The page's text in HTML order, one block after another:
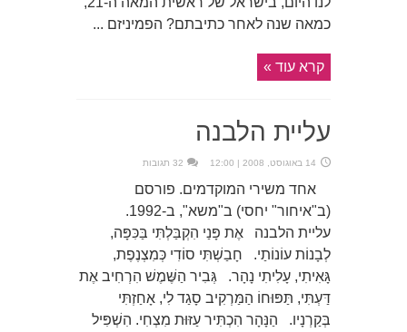
כמאה שנה לאחר כתיבתם? הפמיניזם ...
קרא עוד »
עליית הלבנה
14 באוגוסט, 2008 | 12:00 32 תגובות
אחד משירי המוקדמים. פורסם
(ב"איחור" יחסי) ב"משא", ב-1992.
עליית הלבנה אֶת פָּנַי הִקְבַּלְתִּי בַּכִּפָּה,
לְבָנוֹת עוֹנוֹתַי. חָבַשְׁתִּי סוֹדִי כְּמִצְנֶפֶת,
גָּאִיתִי, עָלִיתִי נָהָר. גְּבִיר הַשֶּׁמֶשׁ הִרְחִיב אֶת
דַּעְתִּי, תַּפּוּחוֹ הַמַּרְקִיב סָגַד לִי, אָחַזְתִּי
בְּקַרְנָיו. הַנָּהָר הִכְתִּיר עַזּוּת מִצְחִי. הִשְׁפִּיל